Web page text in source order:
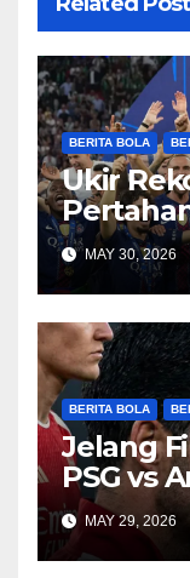
BERITA BOLA
Ukir
MAY 30, 2026
BERITA BOLA
Jelang
PSG vs
Sengit
MAY 29, 2026